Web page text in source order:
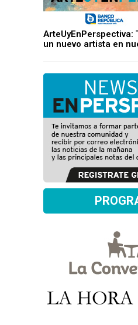
ArteUyEnPerspectiva:
un nuevo artista en